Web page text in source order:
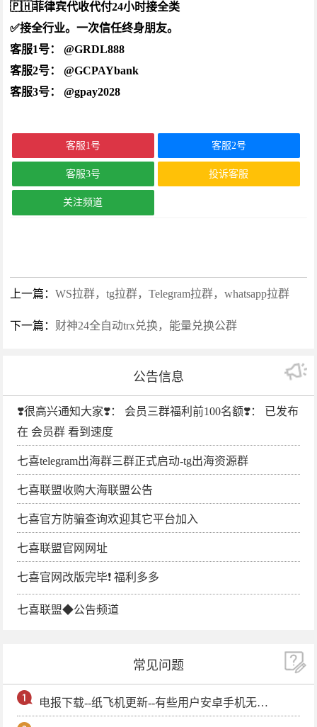
🇵🇭菲律宾代收代付24小时接全类
✅接全行业。一次信任终身朋友。
客服1号： @GRDL888
客服2号： @GCPAYbank
客服3号： @gpay2028
客服1号 客服2号
客服3号 投诉客服
关注频道
上一篇：WS拉群，tg拉群，Telegram拉群，whatsapp拉群
下一篇： 财神24全自动trx兑换，能量兑换公群
公告信息
❣️很高兴通知大家❣️： 会员三群福利前100名额❣️： 已发布
在 会员群 看到速度
七喜telegram出海群三群正式启动-tg出海资源群
七喜联盟收购大海联盟公告
七喜官方防骗查询欢迎其它平台加入
七喜联盟官网网址
七喜官网改版完毕❗️ 福利多多
七喜联盟◆公告频道
常见问题
电报下载--纸飞机更新--有些用户安卓手机无法更新电报软件